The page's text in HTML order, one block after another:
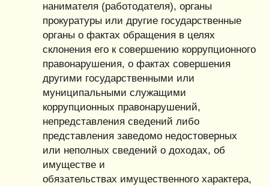
нанимателя (работодателя), органы
прокуратуры или другие государственные
органы о фактах обращения в целях
склонения его к совершению коррупционного
правонарушения, о фактах совершения
другими государственными или
муниципальными служащими
коррупционных правонарушений,
непредставления сведений либо
представления заведомо недостоверных
или неполных сведений о доходах, об
имуществе и
обязательствах имущественного характера,